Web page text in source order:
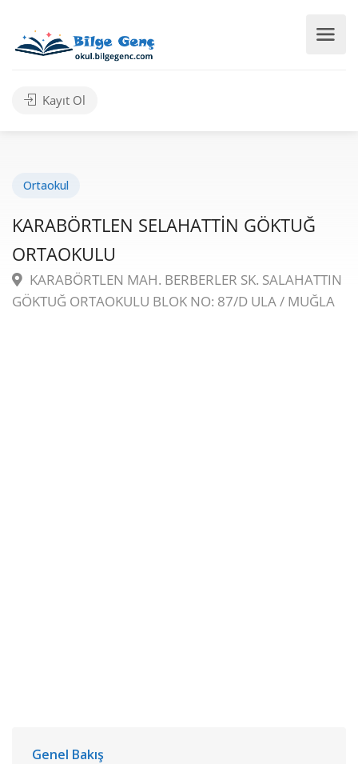
Kayıt Ol
Ortaokul
KARABÖRTLEN SELAHATTİN GÖKTUĞ
ORTAOKULU
KARABÖRTLEN MAH. BERBERLER SK. SALAHATTIN
GÖKTUĞ ORTAOKULU BLOK NO: 87/D ULA / MUĞLA
Genel Bakış